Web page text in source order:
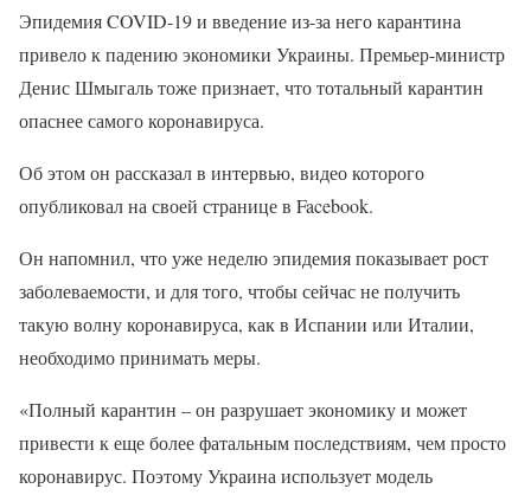
Эпидемия COVID-19 и введение из-за него карантина
привело к падению экономики Украины. Премьер-министр
Денис Шмыгаль тоже признает, что тотальный карантин
опаснее самого коронавируса.
Об этом он рассказал в интервью, видео которого
опубликовал на своей странице в Facebook.
Он напомнил, что уже неделю эпидемия показывает рост
заболеваемости, и для того, чтобы сейчас не получить
такую волну коронавируса, как в Испании или Италии,
необходимо принимать меры.
«Полный карантин – он разрушает экономику и может
привести к еще более фатальным последствиям, чем просто
коронавирус. Поэтому Украина использует модель